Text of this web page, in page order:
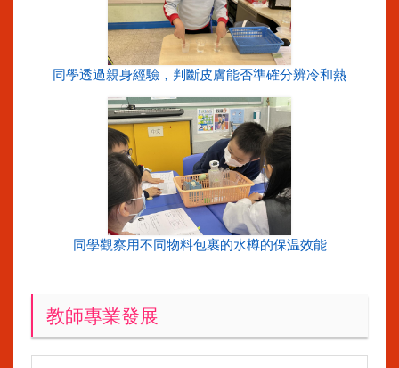
同學透過親身經驗，判斷皮膚能否準確分辨冷和熱
同學觀察用不同物料包裹的水樽的保温效能
教師專業發展